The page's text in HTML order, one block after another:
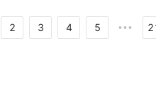
2 3 4 5 •••